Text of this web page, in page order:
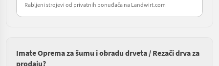
Rabljeni strojevi od privatnih ponuđača na Landwirt.com
Imate Oprema za šumu i obradu drveta / Rezači drva za
prodaju?